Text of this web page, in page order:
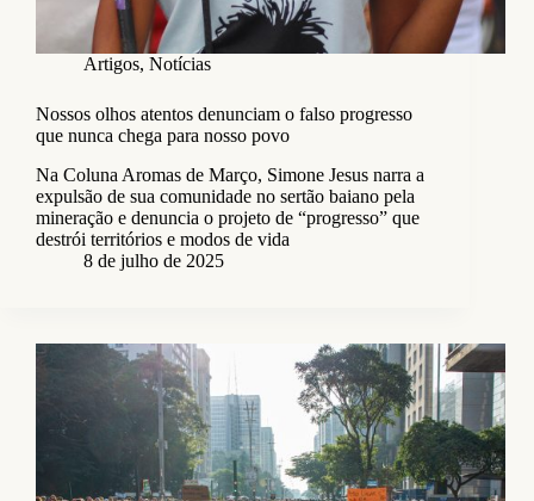
Artigos, Notícias
Nossos olhos atentos denunciam o falso progresso
que nunca chega para nosso povo
Na Coluna Aromas de Março, Simone Jesus narra a
expulsão de sua comunidade no sertão baiano pela
mineração e denuncia o projeto de “progresso” que
destrói territórios e modos de vida
8 de julho de 2025